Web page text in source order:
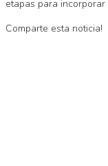
etapas para
Comparte esta noticia!